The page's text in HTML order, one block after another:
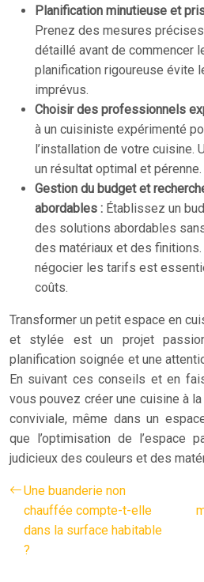
Planification minutieuse et
Prenez des mesures
détaillé avant de commencer
planification rigoureuse évite
imprévus.
Choisir des professionnels
à un cuisiniste expérimenté
l’installation de votre cuisine.
un résultat optimal et pérenne.
Gestion du budget et
abordables : Établissez un
des solutions abordables
des matériaux et des
négocier les tarifs est
coûts.
Transformer un petit espace en
et stylée est un projet
planification soignée et une
En suivant ces conseils et en
vous pouvez créer une cuisine à
conviviale, même dans un
que l’optimisation de l’espace
judicieux des couleurs et des
Une buanderie non
chauffée compte-t-elle
dans la surface habitable
?